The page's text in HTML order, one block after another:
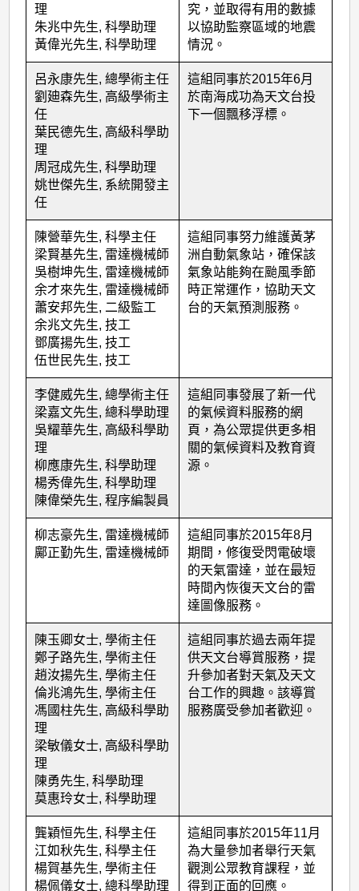
理
朱兆中先生, 科學助理
黃偉光先生, 科學助理
究，並取得有用的數據
以協助監察區域的地震
情況。
呂永康先生, 總學術主任
劉廸森先生, 高級學術主
任
葉民德先生, 高級科學助
理
周冠成先生, 科學助理
姚世傑先生, 系統開發主
任
這組同事於2015年6月
於南海成功為天文台投
下一個飄移浮標。
陳營華先生, 科學主任
梁賢基先生, 雷達機械師
吳樹坤先生, 雷達機械師
余才來先生, 雷達機械師
蕭安邦先生, 二級監工
余兆文先生, 技工
鄧廣揚先生, 技工
伍世民先生, 技工
這組同事努力維護黃茅
洲自動氣象站，確保該
氣象站能夠在颱風季節
時正常運作，協助天文
台的天氣預測服務。
李健威先生, 總學術主任
梁嘉文先生, 總科學助理
吳耀華先生, 高級科學助
理
柳應康先生, 科學助理
楊秀偉先生, 科學助理
陳偉榮先生, 程序編製員
這組同事發展了新一代
的氣候資料服務的網
頁，為公眾提供更多相
關的氣候資料及教育資
源。
柳志豪先生, 雷達機械師
鄺正勤先生, 雷達機械師
這組同事於2015年8月
期間，修復受閃電破壞
的天氣雷達，並在最短
時間內恢復天文台的雷
達圖像服務。
陳玉卿女士, 學術主任
鄭子路先生, 學術主任
趙汝揚先生, 學術主任
倫兆鴻先生, 學術主任
馮國柱先生, 高級科學助
理
梁敏儀女士, 高級科學助
理
陳勇先生, 科學助理
莫惠玲女士, 科學助理
這組同事於過去兩年提
供天文台導賞服務，提
升參加者對天氣及天文
台工作的興趣。該導賞
服務廣受參加者歡迎。
龔穎恒先生, 科學主任
江如秋先生, 科學主任
楊賀基先生, 學術主任
楊佩儀女士, 總科學助理
這組同事於2015年11月
為大量參加者舉行天氣
觀測公眾教育課程，並
得到正面的回應。